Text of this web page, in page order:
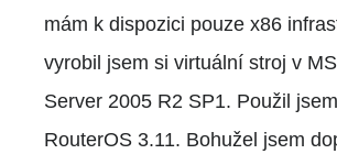
mám k dispozici pouze x86
vyrobil jsem si virtuální stroj v
Server 2005 R2 SP1. Použil
RouterOS 3.11. Bohužel jsem